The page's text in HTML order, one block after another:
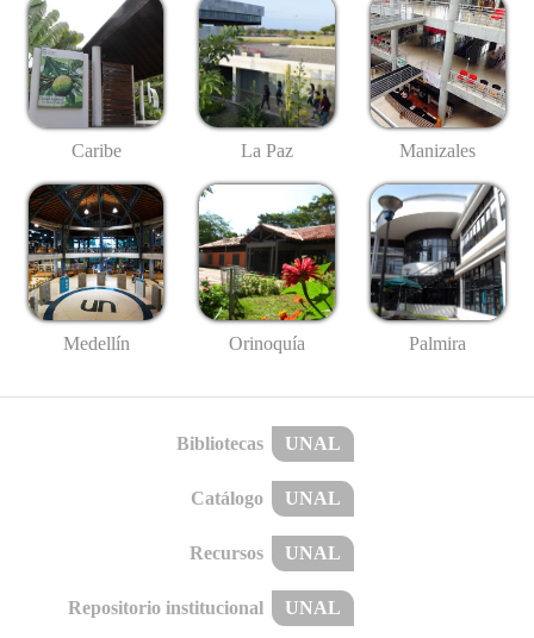
Caribe La Paz Manizales
Medellín Orinoquía Palmira
Bibliotecas UNAL
Catálogo UNAL
Recursos UNAL
Repositorio institucional UNAL